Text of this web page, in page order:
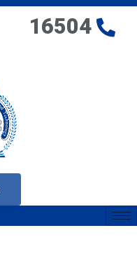
16504